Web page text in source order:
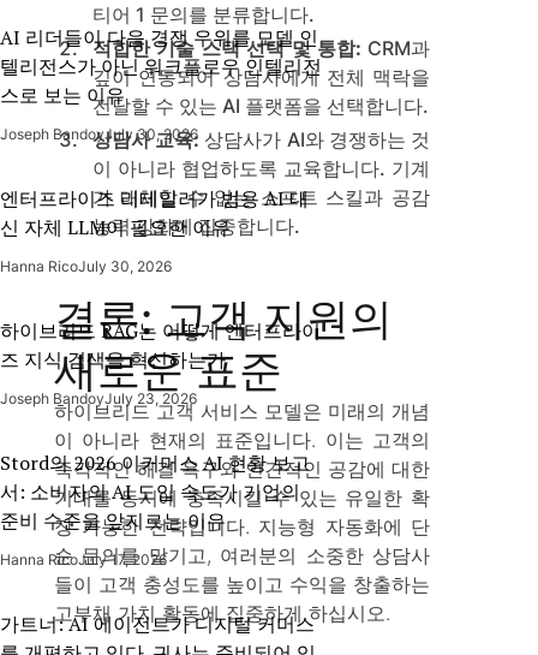
티어 1 문의를 분류합니다.
적합한 기술 스택 선택 및 통합: CRM과
깊이 연동되어 상담사에게 전체 맥락을
전달할 수 있는 AI 플랫폼을 선택합니다.
상담사 교육: 상담사가 AI와 경쟁하는 것
이 아니라 협업하도록 교육합니다. 기계
가 대체할 수 없는 소프트 스킬과 공감
능력 강화에 집중합니다.
결론: 고객 지원의
새로운 표준
하이브리드 고객 서비스 모델은 미래의 개념
이 아니라 현재의 표준입니다. 이는 고객의
즉각적인 해결 욕구와 인간적인 공감에 대한
기대를 동시에 충족시킬 수 있는 유일한 확
장 가능한 전략입니다. 지능형 자동화에 단
순 문의를 맡기고, 여러분의 소중한 상담사
들이 고객 충성도를 높이고 수익을 창출하는
고부채 가치 활동에 집중하게 하십시오.
AI 리더들이 다음 경쟁 우위를 모델 인
텔리전스가 아닌 워크플로우 인텔리전
스로 보는 이유
Joseph BandoyJuly 30, 2026
엔터프라이즈 리테일러가 범용 AI 대
신 자체 LLM이 필요한 이유
Hanna RicoJuly 30, 2026
하이브리드 RAG는 어떻게 엔터프라이
즈 지식 검색을 혁신하는가
Joseph BandoyJuly 23, 2026
Stord의 2026 이커머스 AI 현황 보고
서: 소비자의 AI 도입 속도가 기업의
준비 수준을 앞지르는 이유
Hanna RicoJuly 17, 2026
가트너: AI 에이전트가 디지털 커머스